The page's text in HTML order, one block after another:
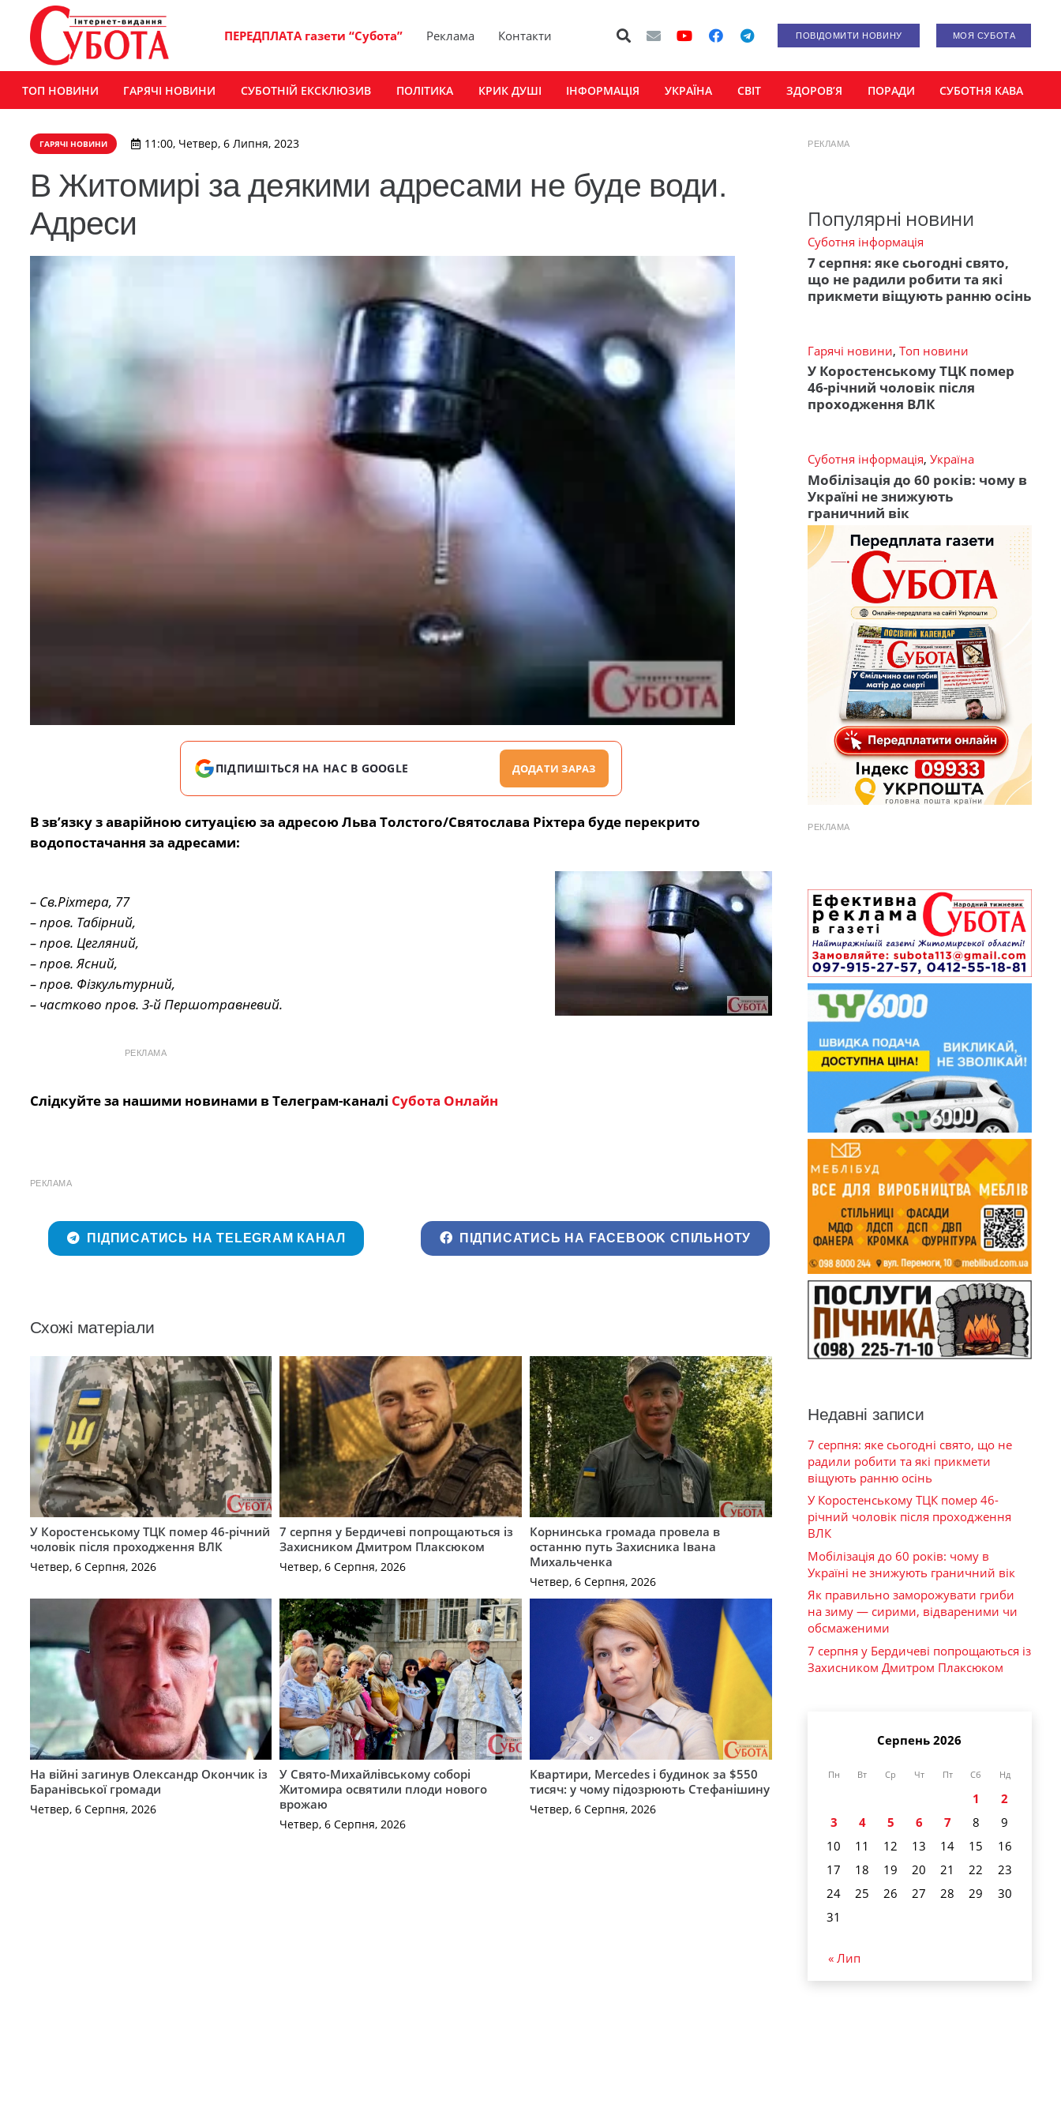
ПЕРЕДПЛАТА газети “Субота” Реклама Контакти ПОВІДОМИТИ НОВИНУ МОЯ СУБОТА
ТОП НОВИНИ ГАРЯЧІ НОВИНИ СУБОТНІЙ ЕКСКЛЮЗИВ ПОЛІТИКА КРИК ДУШІ ІНФОРМАЦІЯ УКРАЇНА СВІТ ЗДОРОВ’Я ПОРАДИ СУБОТНЯ КАВА
ГАРЯЧІ НОВИНИ 11:00, Четвер, 6 Липня, 2023
В Житомирі за деякими адресами не буде води.
Адреси
ПІДПИШІТЬСЯ НА НАС В GOOGLE ДОДАТИ ЗАРАЗ
В зв’язку з аварійною ситуацією за адресою Льва Толстого/Святослава Ріхтера буде перекрито
водопостачання за адресами:
– Св.Ріхтера, 77
– пров. Табірний,
– пров. Цегляний,
– пров. Ясний,
– пров. Фізкультурний,
– частково пров. 3-й Першотравневий.
РЕКЛАМА
Слідкуйте за нашими новинами в Телеграм-каналі Субота Онлайн
РЕКЛАМА
ПІДПИСАТИСЬ НА TELEGRAM КАНАЛ ПІДПИСАТИСЬ НА FACEBOOK СПІЛЬНОТУ
Схожі матеріали
У Коростенському ТЦК помер 46-річний
чоловік після проходження ВЛК
Четвер, 6 Серпня, 2026
7 серпня у Бердичеві попрощаються із
Захисником Дмитром Плаксюком
Четвер, 6 Серпня, 2026
Корнинська громада провела в
останню путь Захисника Івана
Михальченка
Четвер, 6 Серпня, 2026
На війні загинув Олександр Окончик із
Баранівської громади
Четвер, 6 Серпня, 2026
У Свято-Михайлівському соборі
Житомира освятили плоди нового
врожаю
Четвер, 6 Серпня, 2026
Квартири, Mercedes і будинок за $550
тисяч: у чому підозрюють Стефанішину
Четвер, 6 Серпня, 2026
РЕКЛАМА
Популярні новини
Суботня інформація
7 серпня: яке сьогодні свято,
що не радили робити та які
прикмети віщують ранню осінь
Гарячі новини, Топ новини
У Коростенському ТЦК помер
46-річний чоловік після
проходження ВЛК
Суботня інформація, Україна
Мобілізація до 60 років: чому в
Україні не знижують
граничний вік
РЕКЛАМА
Недавні записи
7 серпня: яке сьогодні свято, що не
радили робити та які прикмети
віщують ранню осінь
У Коростенському ТЦК помер 46-
річний чоловік після проходження
ВЛК
Мобілізація до 60 років: чому в
Україні не знижують граничний вік
Як правильно заморожувати гриби
на зиму — сирими, відвареними чи
обсмаженими
7 серпня у Бердичеві попрощаються із
Захисником Дмитром Плаксюком
Серпень 2026
Пн Вт Ср Чт Пт Сб Нд
1
2
3
4 5 6 7 8
9
10
11 12 13 14 15
16
17
18 19 20 21 22
23
24
25 26 27 28 29
30
31
« Лип